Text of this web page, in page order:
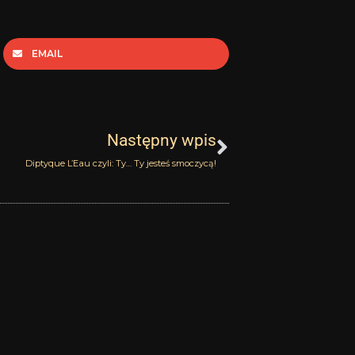
EMAIL
Następny wpis
Diptyque L’Eau czyli: Ty… Ty jesteś smoczycą!